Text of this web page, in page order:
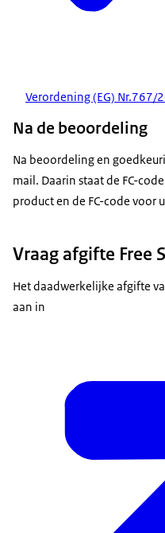
Verordening (EG) Nr.767/
Na de beoordeling
Na beoordeling en
mail. Daarin staat de FC-
product en de FC-code voor
Vraag afgifte Free
Het daadwerkelijke afgifte
aan in